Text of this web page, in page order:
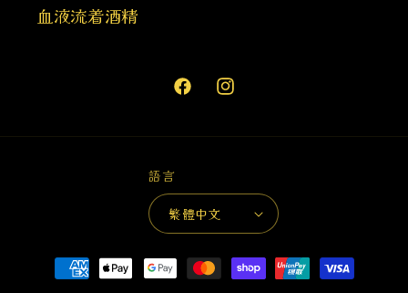
血液流着酒精
FacebookInstagram
語言
繁體中文
付
款